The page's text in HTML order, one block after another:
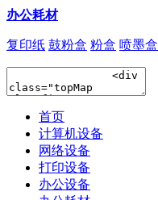
办公耗材
复印纸 鼓粉盒 粉盒 喷墨盒
首页
计算机设备
网络设备
打印设备
办公设备